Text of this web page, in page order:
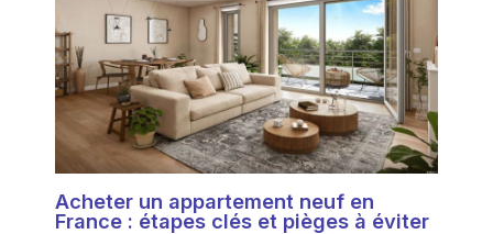
Acheter un appartement neuf en
France : étapes clés et pièges à éviter